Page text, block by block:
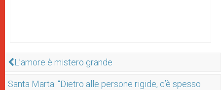
L’amore è mistero grande
Santa Marta: “Dietro alle persone rigide, c’è spesso